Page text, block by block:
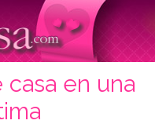
casa en una